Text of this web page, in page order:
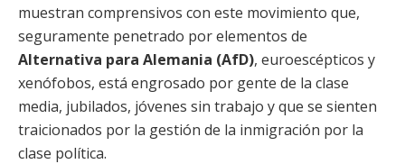
muestran comprensivos con este movimiento que,
seguramente penetrado por elementos de
Alternativa para Alemania (AfD), euroescépticos y
xenófobos, está engrosado por gente de la clase
media, jubilados, jóvenes sin trabajo y que se sienten
traicionados por la gestión de la inmigración por la
clase política.